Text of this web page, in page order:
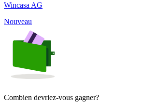
Wincasa AG
Nouveau
Combien devriez-vous gagner?